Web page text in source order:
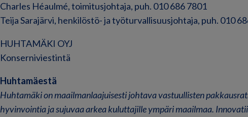
Charles Héaulmé, toimitusjohtaja, puh. 010 686 7801
Teija Sarajärvi, henkilöstö- ja työturvallisuusjohtaja, puh. 010
HUHTAMÄKI OYJ
Konserniviestintä
Huhtamäestä
Huhtamäki on maailmanlaajuisesti johtava vastuullisten
hyvinvointia ja sujuvaa arkea kuluttajille ympäri maailmaa.